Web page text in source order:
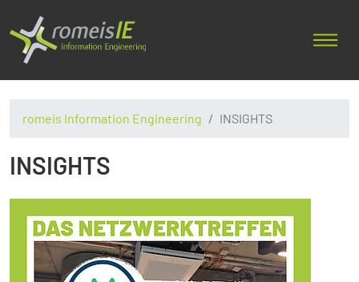
romeis Information Engineering INSIGHTS
INSIGHTS